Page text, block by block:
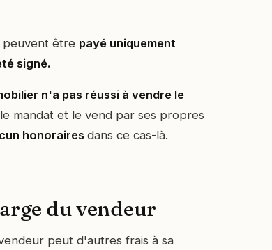
peuvent être payé uniquement
signé.
n'a pas réussi à vendre le
mandat et le vend par ses propres
honoraires dans ce cas-là.
du vendeur
peut d'autres frais à sa